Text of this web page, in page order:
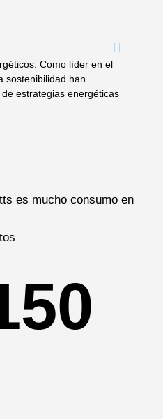
Como líder en el
sostenibilidad han
estrategias energéticas